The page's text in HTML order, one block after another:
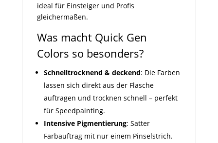
ideal für Einsteiger und Profis
gleichermaßen.
Was macht Quick Gen
Colors so besonders?
Schnelltrocknend & deckend: Die Farben
lassen sich direkt aus der Flasche
auftragen und trocknen schnell – perfekt
für Speedpainting.
Intensive Pigmentierung: Satter
Farbauftrag mit nur einem Pinselstrich.